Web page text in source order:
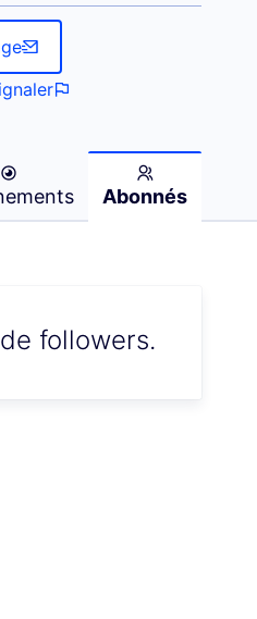
Abonnés
followers.